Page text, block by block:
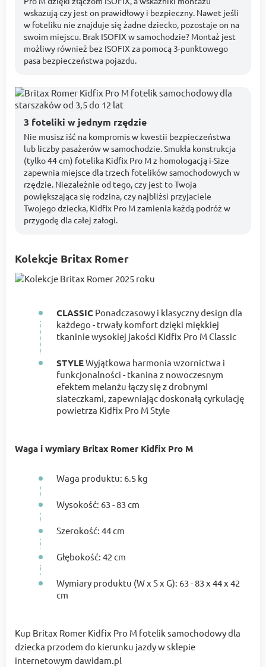
wskazują czy jest on prawidłowy i bezpieczny. Nawet jeśli
w foteliku nie znajduje się żadne dziecko, pozostaje on na
swoim miejscu. Brak ISOFIX w samochodzie? Montaż jest
możliwy również bez ISOFIX za pomocą 3-punktowego
pasa bezpieczeństwa pojazdu.
3 foteliki w jednym rzędzie
Nie musisz iść na kompromis w kwestii bezpieczeństwa
lub liczby pasażerów w samochodzie. Smukła konstrukcja
(tylko 44 cm) fotelika Kidfix Pro M z homologacją i-Size
zapewnia miejsce dla trzech fotelików samochodowych w
rzędzie. Niezależnie od tego, czy jest to Twoja
powiększająca się rodzina, czy najbliżsi przyjaciele
Twojego dziecka, Kidfix Pro M zamienia każdą podróż w
przygodę dla całej załogi.
Kolekcje Britax Romer
CLASSIC Ponadczasowy i klasyczny design dla
każdego - trwały komfort dzięki miękkiej
tkaninie wysokiej jakości Kidfix Pro M Classic
STYLEWyjątkowa harmonia wzornictwa i
funkcjonalności - tkanina z nowoczesnym
efektem melanżu łączy się z drobnymi
siateczkami, zapewniając doskonałą cyrkulację
powietrza Kidfix Pro M Style
Waga i wymiary Britax Romer Kidfix Pro M
Waga produktu: 6.5 kg
Wysokość: 63 - 83 cm
Szerokość: 44 cm
Głębokość: 42 cm
Wymiary produktu (W x S x G): 63 - 83 x 44 x 42
cm
Kup Britax Romer Kidfix Pro M fotelik samochodowy dla
dziecka przodem do kierunku jazdy w sklepie
internetowym dawidam.pl